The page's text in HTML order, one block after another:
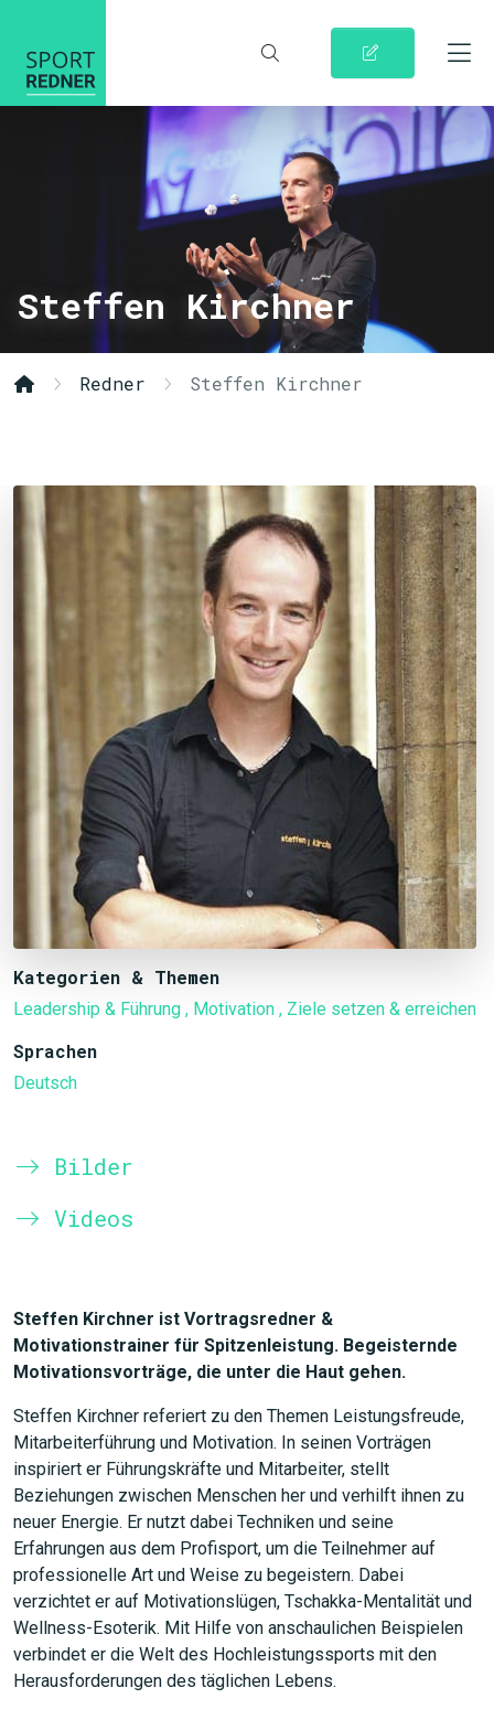
Steffen Kirchner
Redner Steffen Kirchner
Kategorien & Themen
Leadership & Führung , Motivation , Ziele setzen & erreichen
Sprachen
Deutsch
Bilder
Videos
Steffen Kirchner ist Vortragsredner &
Motivationstrainer für Spitzenleistung. Begeisternde
Motivationsvorträge, die unter die Haut gehen.
Steffen Kirchner referiert zu den Themen Leistungsfreude,
Mitarbeiterführung und Motivation. In seinen Vorträgen
inspiriert er Führungskräfte und Mitarbeiter, stellt
Beziehungen zwischen Menschen her und verhilft ihnen zu
neuer Energie. Er nutzt dabei Techniken und seine
Erfahrungen aus dem Profisport, um die Teilnehmer auf
professionelle Art und Weise zu begeistern. Dabei
verzichtet er auf Motivationslügen, Tschakka-Mentalität und
Wellness-Esoterik. Mit Hilfe von anschaulichen Beispielen
verbindet er die Welt des Hochleistungssports mit den
Herausforderungen des täglichen Lebens.